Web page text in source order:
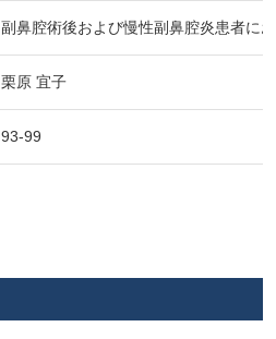
副鼻腔術後および慢性副鼻腔炎患者に
栗原 宜子
93-99